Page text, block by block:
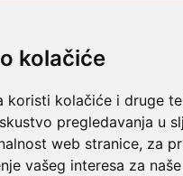
kolačiće
koristi kolačiće i druge
pregledavanja u
web stranice, za
vašeg interesa za
na raspolaganju